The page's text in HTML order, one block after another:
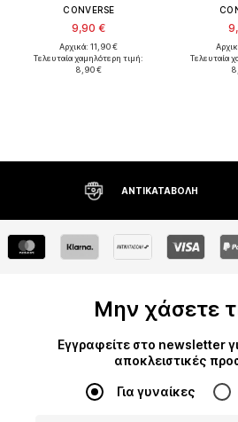
CONVERSE
9,90 €
Αρχικά: 11,90 €
Τελευταία χαμηλότερη τιμή:
8,90 €
Τελευταία
ΑΝΤΙΚΑΤΑΒΟΛΉ
Μην χάσετε
Εγγραφείτε στο newsletter
αποκλειστικές
Για γυναίκες